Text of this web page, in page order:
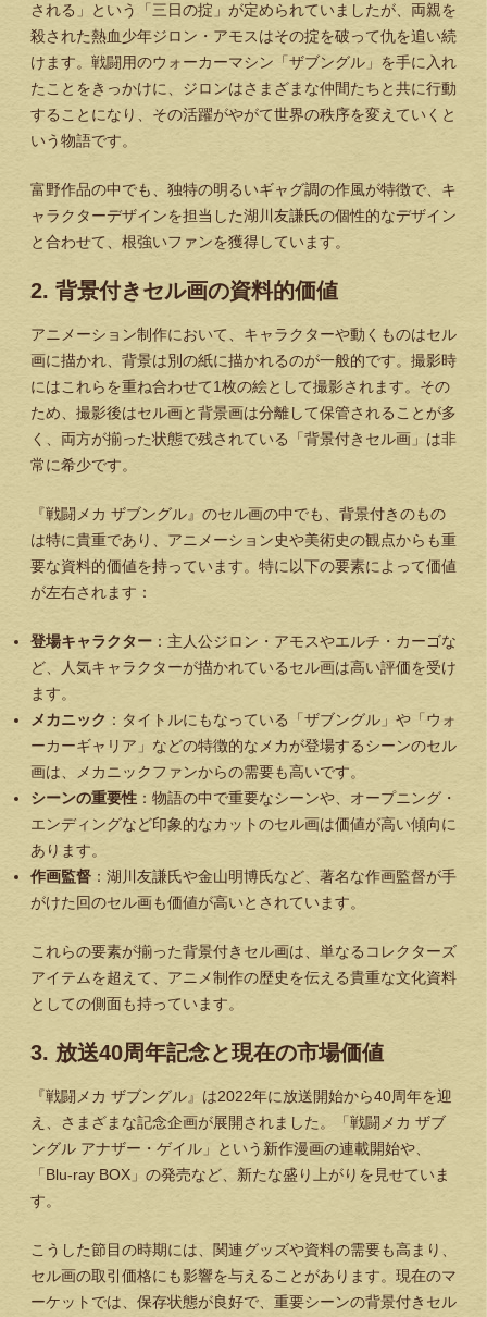
される」という「三日の掟」が定められていましたが、両親を
殺された熱血少年ジロン・アモスはその掟を破って仇を追い続
けます。戦闘用のウォーカーマシン「ザブングル」を手に入れ
たことをきっかけに、ジロンはさまざまな仲間たちと共に行動
することになり、その活躍がやがて世界の秩序を変えていくと
いう物語です。
富野作品の中でも、独特の明るいギャグ調の作風が特徴で、キ
ャラクターデザインを担当した湖川友謙氏の個性的なデザイン
と合わせて、根強いファンを獲得しています。
2. 背景付きセル画の資料的価値
アニメーション制作において、キャラクターや動くものはセル
画に描かれ、背景は別の紙に描かれるのが一般的です。撮影時
にはこれらを重ね合わせて1枚の絵として撮影されます。その
ため、撮影後はセル画と背景画は分離して保管されることが多
く、両方が揃った状態で残されている「背景付きセル画」は非
常に希少です。
『戦闘メカ ザブングル』のセル画の中でも、背景付きのもの
は特に貴重であり、アニメーション史や美術史の観点からも重
要な資料的価値を持っています。特に以下の要素によって価値
が左右されます：
登場キャラクター ：主人公ジロン・アモスやエルチ・カーゴな
ど、人気キャラクターが描かれているセル画は高い評価を受け
ます。
メカニック ：タイトルにもなっている「ザブングル」や「ウォ
ーカーギャリア」などの特徴的なメカが登場するシーンのセル
画は、メカニックファンからの需要も高いです。
シーンの重要性 ：物語の中で重要なシーンや、オープニング・
エンディングなど印象的なカットのセル画は価値が高い傾向に
あります。
作画監督 ：湖川友謙氏や金山明博氏など、著名な作画監督が手
がけた回のセル画も価値が高いとされています。
これらの要素が揃った背景付きセル画は、単なるコレクターズ
アイテムを超えて、アニメ制作の歴史を伝える貴重な文化資料
としての側面も持っています。
3. 放送40周年記念と現在の市場価値
『戦闘メカ ザブングル』は2022年に放送開始から40周年を迎
え、さまざまな記念企画が展開されました。「戦闘メカ ザブ
ングル アナザー・ゲイル」という新作漫画の連載開始や、
「Blu-ray BOX」の発売など、新たな盛り上がりを見せていま
す。
こうした節目の時期には、関連グッズや資料の需要も高まり、
セル画の取引価格にも影響を与えることがあります。現在のマ
ーケットでは、保存状態が良好で、重要シーンの背景付きセル